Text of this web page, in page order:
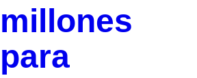
millones
para